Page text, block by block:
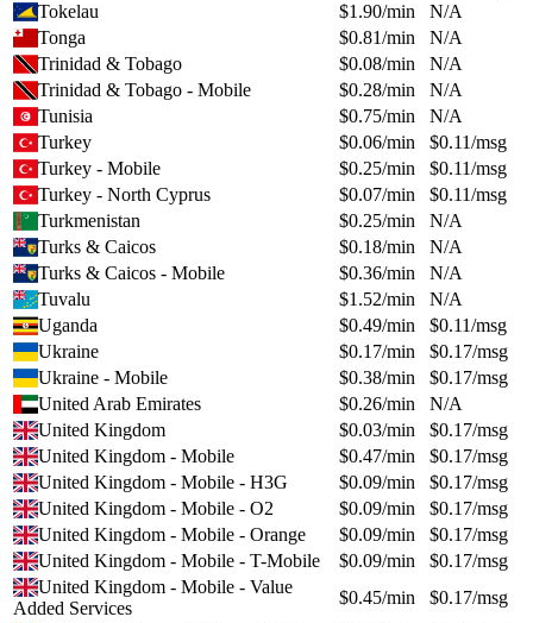
Tokelau
$1.90/min
N/A
Tonga
$0.81/min
N/A
Trinidad & Tobago
$0.08/min
N/A
Trinidad & Tobago - Mobile
$0.28/min
N/A
Tunisia
$0.75/min
N/A
Turkey
$0.06/min $0.11/msg
Turkey - Mobile
$0.25/min $0.11/msg
Turkey - North Cyprus
$0.07/min $0.11/msg
Turkmenistan
$0.25/min
N/A
Turks & Caicos
$0.18/min
N/A
Turks & Caicos - Mobile
$0.36/min
N/A
Tuvalu
$1.52/min
N/A
Uganda
$0.49/min $0.11/msg
Ukraine
$0.17/min $0.17/msg
Ukraine - Mobile
$0.38/min $0.17/msg
United Arab Emirates
$0.26/min
N/A
United Kingdom
$0.03/min $0.17/msg
United Kingdom - Mobile
$0.47/min $0.17/msg
United Kingdom - Mobile - H3G
$0.09/min $0.17/msg
United Kingdom - Mobile - O2
$0.09/min $0.17/msg
United Kingdom - Mobile - Orange
$0.09/min $0.17/msg
United Kingdom - Mobile - T-Mobile
$0.09/min $0.17/msg
United Kingdom - Mobile - Value
Added Services
$0.45/min $0.17/msg